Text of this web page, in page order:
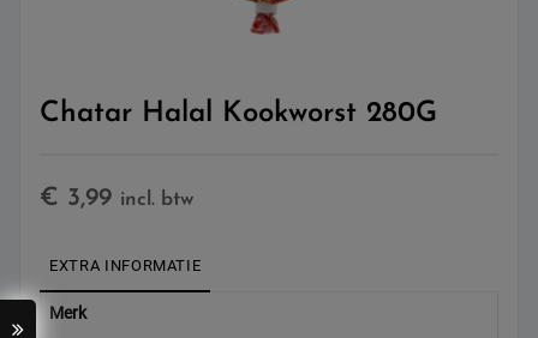
Chatar Halal Kookworst 280G
€ 3,99 incl. btw
EXTRA INFORMATIE
Merk